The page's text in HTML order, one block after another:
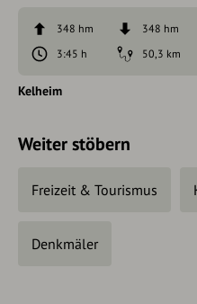
348 hm
348 hm
3:45 h
50,3 km
Kelheim
Weiter stöbern
Freizeit & Tourismus
Denkmäler